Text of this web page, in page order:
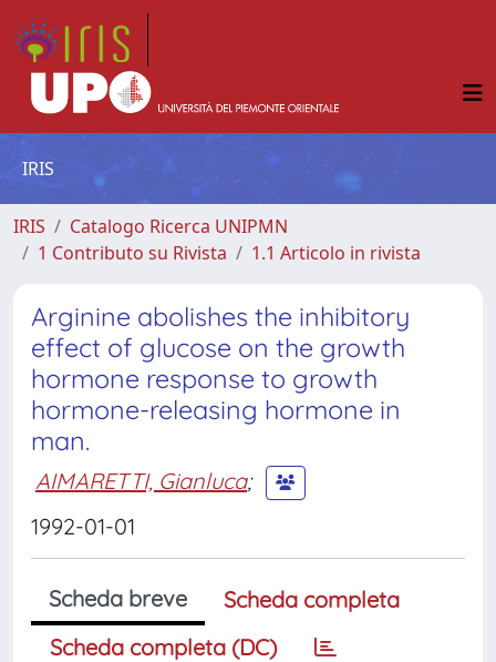
IRIS
IRIS
Catalogo Ricerca UNIPMN
1 Contributo su Rivista
1.1 Articolo in rivista
Arginine abolishes the inhibitory
effect of glucose on the growth
hormone response to growth
hormone-releasing hormone in
man.
AIMARETTI, Gianluca;
1992-01-01
Scheda breve
Scheda completa
Scheda completa (DC)